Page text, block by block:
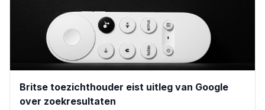
Britse toezichthouder eist uitleg van Google
over zoekresultaten